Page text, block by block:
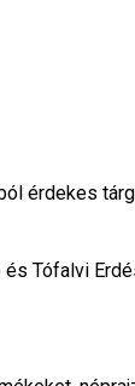
érdekes
Tófalvi